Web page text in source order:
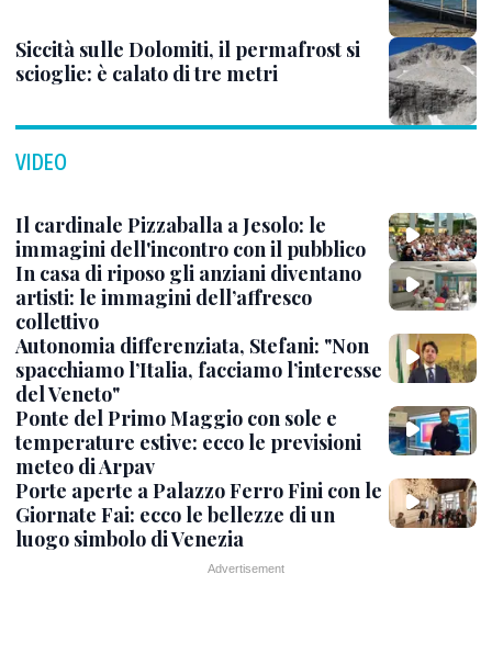
Siccità sulle Dolomiti, il permafrost si
scioglie: è calato di tre metri
VIDEO
Il cardinale Pizzaballa a Jesolo: le
immagini dell'incontro con il pubblico
In casa di riposo gli anziani diventano
artisti: le immagini dell’affresco
collettivo
Autonomia differenziata, Stefani: "Non
spacchiamo l’Italia, facciamo l’interesse
del Veneto"
Ponte del Primo Maggio con sole e
temperature estive: ecco le previsioni
meteo di Arpav
Porte aperte a Palazzo Ferro Fini con le
Giornate Fai: ecco le bellezze di un
luogo simbolo di Venezia